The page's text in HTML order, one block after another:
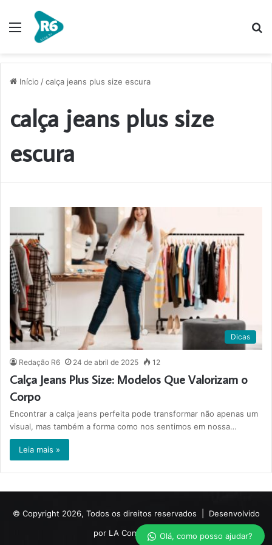
Menu
Início /calça jeans plus size escura
calça jeans plus size
escura
Dicas
Redação R6 24 de abril de 2025 12
Calça Jeans Plus Size: Modelos Que Valorizam o
Corpo
Encontrar a calça jeans perfeita pode transformar não apenas um
visual, mas também a forma como nos sentimos em nossa…
Leia mais »
© Copyright 2026, Todos os direitos reservados | Desenvolvido
por LA Comunicações.Olá, como posso ajudar?